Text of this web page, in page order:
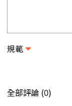
規範
全部評論 (0)